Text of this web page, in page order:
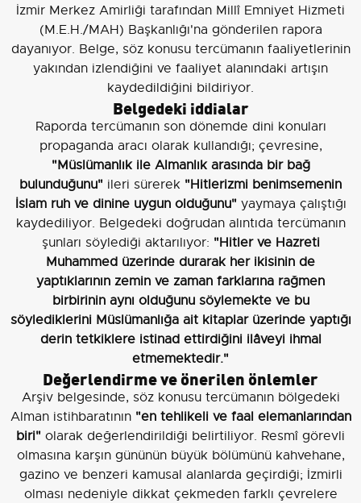
İzmir Merkez Amirliği tarafından Millî Emniyet Hizmeti
(M.E.H./MAH) Başkanlığı'na gönderilen rapora
dayanıyor. Belge, söz konusu tercümanın faaliyetlerinin
yakından izlendiğini ve faaliyet alanındaki artışın
kaydedildiğini bildiriyor.
Belgedeki iddialar
Raporda tercümanın son dönemde dini konuları
propaganda aracı olarak kullandığı; çevresine,
"Müslümanlık ile Almanlık arasında bir bağ
bulunduğunu" ileri sürerek "Hitlerizmi benimsemenin
İslam ruh ve dinine uygun olduğunu"yaymaya çalıştığı
kaydediliyor. Belgedeki doğrudan alıntıda tercümanın
şunları söylediği aktarılıyor: "Hitler ve Hazreti
Muhammed üzerinde durarak her ikisinin de
yaptıklarının zemin ve zaman farklarına rağmen
birbirinin aynı olduğunu söylemekte ve bu
söylediklerini Müslümanlığa ait kitaplar üzerinde yaptığı
derin tetkiklere istinad ettirdiğini ilâveyi ihmal
etmemektedir."
Değerlendirme ve önerilen önlemler
Arşiv belgesinde, söz konusu tercümanın bölgedeki
Alman istihbaratının "en tehlikeli ve faal elemanlarından
biri" olarak değerlendirildiği belirtiliyor. Resmî görevli
olmasına karşın gününün büyük bölümünü kahvehane,
gazino ve benzeri kamusal alanlarda geçirdiği; İzmirli
olması nedeniyle dikkat çekmeden farklı çevrelere